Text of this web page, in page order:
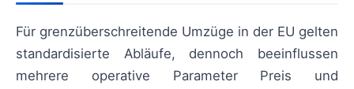
Für grenzüberschreitende Umzüge in der EU gelten
standardisierte Abläufe, dennoch beeinflussen
mehrere operative Parameter Preis und